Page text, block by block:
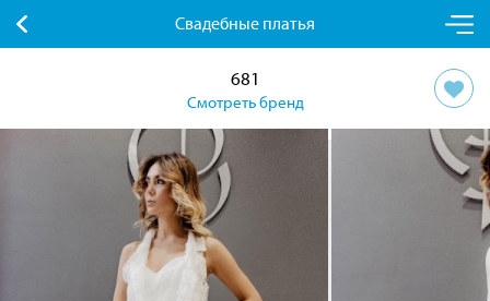
Свадебные платья
681
Смотреть бренд